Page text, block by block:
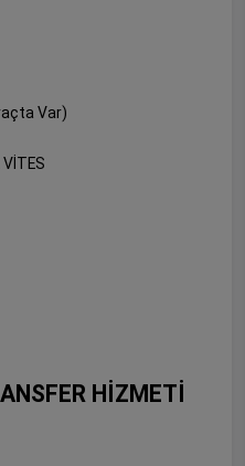
Var)
HİZMETİ